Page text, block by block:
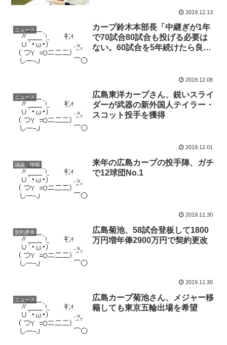
2019.12.13
ニュース
カープ鈴木本部長「中継ぎが1年
で70試合80試合も投げる必要は
ない。60試合を5年続けたら良
2019.12.08
ニュース
広島東洋カープさん、鋭いスライ
ダーが武器の新外国人テイラー・
スコット投手を獲得
2019.12.01
議論、情報
来年の広島カープの投手陣、ガチ
で12球団No.1
2019.11.30
契約更改
広島菊池、58試合登板して1800
万円増年俸2900万円で契約更改
2019.11.30
ニュース
広島カープ菊池さん、メジャー移
籍しても東京五輪出場を希望